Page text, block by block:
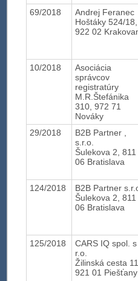
69/2018
Andrej Feranec
Hoštáky 524/18,
922 02
10/2018
Asociácia
správcov
registratúry
M.R.Štefánika
310, 972 71
Nováky
29/2018
B2B Partner ,
s.r.o.
Šulekova 2, 811
06 Bratislava
124/2018
B2B Partner
Šulekova 2, 811
06 Bratislava
125/2018
CARS IQ spol. s
r.o.
Žilinská cesta
921 01 Piešťany